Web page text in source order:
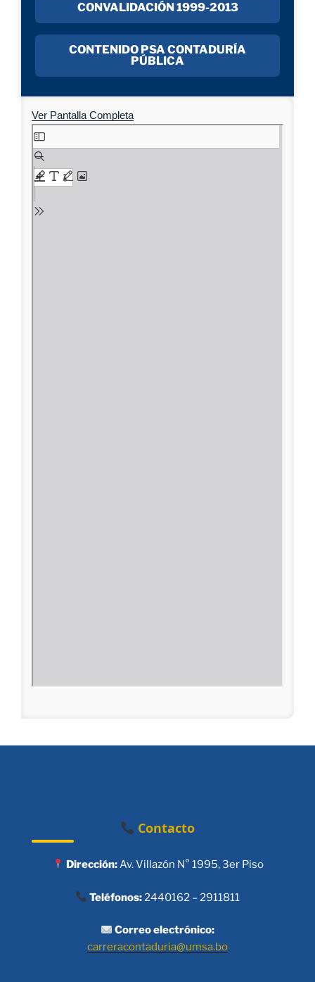
CONVALIDACIÓN 1999-2013
CONTENIDO PSA CONTADURÍA
PÚBLICA
Ver Pantalla Completa
Saltar
al
contenido
del
PDF
Contacto
Dirección:Av. Villazón N° 1995, 3er Piso
Teléfonos:2440162 – 2911811
Correo electrónico:
carreracontaduria@umsa.bo